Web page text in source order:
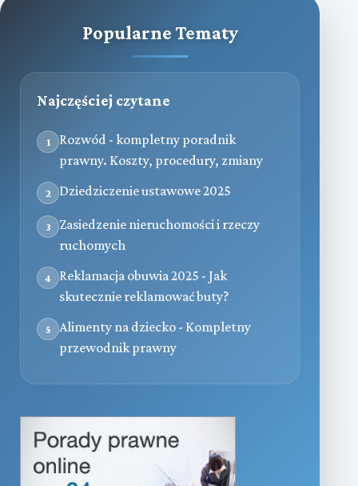
Popularne Tematy
Najczęściej czytane
1
Rozwód - kompletny poradnik
prawny. Koszty, procedury, zmiany
2 Dziedziczenie ustawowe 2025
3
Zasiedzenie nieruchomości i rzeczy
ruchomych
4
Reklamacja obuwia 2025 - Jak
skutecznie reklamować buty?
5
Alimenty na dziecko - Kompletny
przewodnik prawny